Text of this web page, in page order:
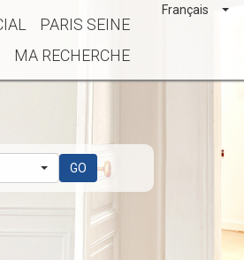
PARIS SEINE
MA RECHERCHE
Français
GO